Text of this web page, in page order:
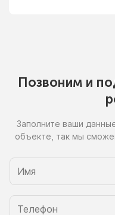
Позвоним и
Заполните ваши
объекте, так мы